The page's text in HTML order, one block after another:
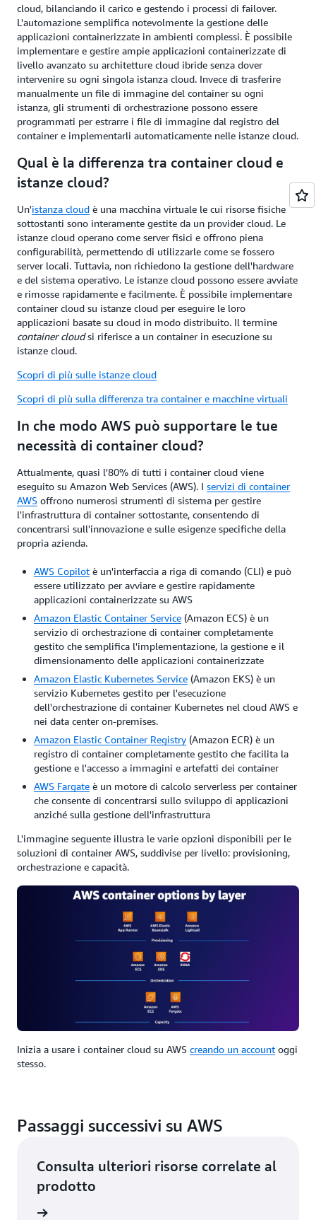
cloud, bilanciando il carico e gestendo i processi di failover.
L'automazione semplifica notevolmente la gestione delle
applicazioni containerizzate in ambienti complessi. È possibile
implementare e gestire ampie applicazioni containerizzate di
livello avanzato su architetture cloud ibride senza dover
intervenire su ogni singola istanza cloud. Invece di trasferire
manualmente un file di immagine del container su ogni
istanza, gli strumenti di orchestrazione possono essere
programmati per estrarre i file di immagine dal registro del
container e implementarli automaticamente nelle istanze cloud.
Qual è la differenza tra container cloud e
istanze cloud?
Un'istanza cloud è una macchina virtuale le cui risorse fisiche
sottostanti sono interamente gestite da un provider cloud. Le
istanze cloud operano come server fisici e offrono piena
configurabilità, permettendo di utilizzarle come se fossero
server locali. Tuttavia, non richiedono la gestione dell'hardware
e del sistema operativo. Le istanze cloud possono essere avviate
e rimosse rapidamente e facilmente. È possibile implementare
container cloud su istanze cloud per eseguire le loro
applicazioni basate su cloud in modo distribuito. Il termine
container cloudsi riferisce a un container in esecuzione su
istanze cloud.
Scopri di più sulle istanze cloud
Scopri di più sulla differenza tra container e macchine virtuali
In che modo AWS può supportare le tue
necessità di container cloud?
Attualmente, quasi l'80% di tutti i container cloud viene
eseguito su Amazon Web Services (AWS). I servizi di container
AWS offrono numerosi strumenti di sistema per gestire
l'infrastruttura di container sottostante, consentendo di
concentrarsi sull'innovazione e sulle esigenze specifiche della
propria azienda.
AWS Copilot è un'interfaccia a riga di comando (CLI) e può
essere utilizzato per avviare e gestire rapidamente
applicazioni containerizzate su AWS
Amazon Elastic Container Service (Amazon ECS) è un
servizio di orchestrazione di container completamente
gestito che semplifica l'implementazione, la gestione e il
dimensionamento delle applicazioni containerizzate
Amazon Elastic Kubernetes Service (Amazon EKS) è un
servizio Kubernetes gestito per l'esecuzione
dell'orchestrazione di container Kubernetes nel cloud AWS e
nei data center on-premises.
Amazon Elastic Container Registry (Amazon ECR) è un
registro di container completamente gestito che facilita la
gestione e l'accesso a immagini e artefatti dei container
AWS Fargate è un motore di calcolo serverless per container
che consente di concentrarsi sullo sviluppo di applicazioni
anziché sulla gestione dell'infrastruttura
L'immagine seguente illustra le varie opzioni disponibili per le
soluzioni di container AWS, suddivise per livello: provisioning,
orchestrazione e capacità.
Inizia a usare i container cloud su AWS creando un account oggi
stesso.
Passaggi successivi su AWS
Consulta ulteriori risorse correlate al
prodotto